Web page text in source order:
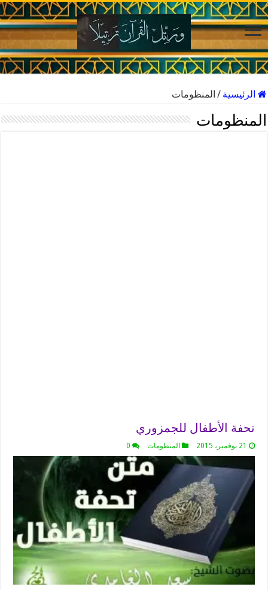
الرئيسية / المنظومات
المنظومات
تحفة الأطفال للجمزوري
21 نوفمبر، 2015 المنظومات 0